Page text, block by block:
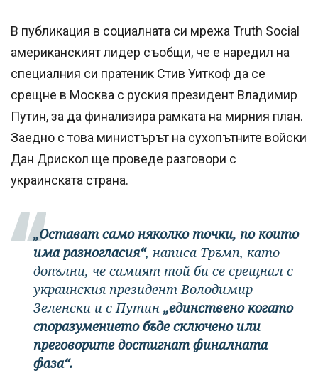
В публикация в социалната си мрежа Truth Social
американският лидер съобщи, че е наредил на
специалния си пратеник Стив Уиткоф да се
срещне в Москва с руския президент Владимир
Путин, за да финализира рамката на мирния план.
Заедно с това министърът на сухопътните войски
Дан Дрискол ще проведе разговори с
украинската страна.
„Остават само няколко точки, по които
има разногласия“, написа Тръмп, като
допълни, че самият той би се срещнал с
украинския президент Володимир
Зеленски и с Путин „единствено когато
споразумението бъде сключено или
преговорите достигнат финалната
фаза“.